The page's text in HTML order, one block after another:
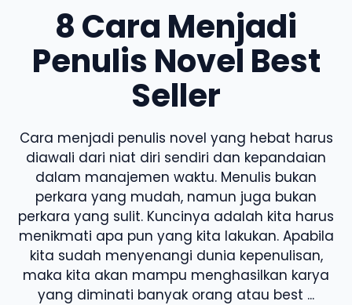
8 Cara Menjadi
Penulis Novel Best
Seller
Cara menjadi penulis novel yang hebat harus
diawali dari niat diri sendiri dan kepandaian
dalam manajemen waktu. Menulis bukan
perkara yang mudah, namun juga bukan
perkara yang sulit. Kuncinya adalah kita harus
menikmati apa pun yang kita lakukan. Apabila
kita sudah menyenangi dunia kepenulisan,
maka kita akan mampu menghasilkan karya
yang diminati banyak orang atau best ...